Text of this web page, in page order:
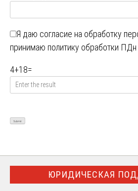
Я даю согласие на обработку
принимаю политику обработки
4+18=
ЮРИДИЧЕСКАЯ